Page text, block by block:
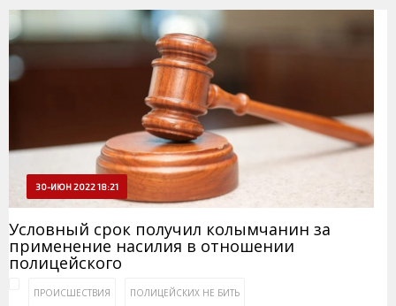
30-ИЮН 2022 18:21
Условный срок получил колымчанин за
применение насилия в отношении
полицейского
ПРОИСШЕСТВИЯ ПОЛИЦЕЙСКИХ НЕ БИТЬ